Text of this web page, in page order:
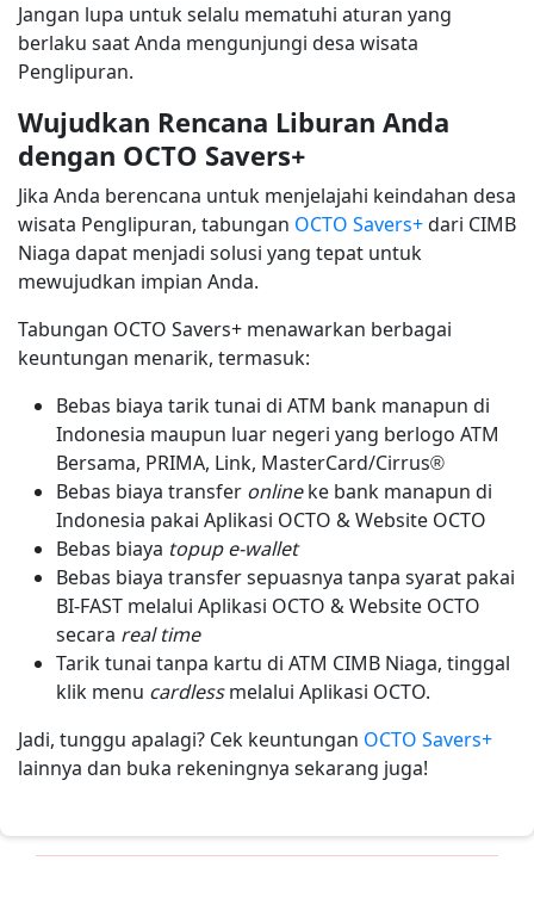
Jangan lupa untuk selalu mematuhi aturan yang
berlaku saat Anda mengunjungi desa wisata
Penglipuran.
Wujudkan Rencana Liburan Anda
dengan OCTO Savers+
Jika Anda berencana untuk menjelajahi keindahan desa
wisata Penglipuran, tabungan OCTO Savers+dari CIMB
Niaga dapat menjadi solusi yang tepat untuk
mewujudkan impian Anda.
Tabungan OCTO Savers+ menawarkan berbagai
keuntungan menarik, termasuk:
Bebas biaya tarik tunai di ATM bank manapun di
Indonesia maupun luar negeri yang berlogo ATM
Bersama, PRIMA, Link, MasterCard/Cirrus®
Bebas biaya transfer onlineke bank manapun di
Indonesia pakai Aplikasi OCTO & Website OCTO
Bebas biaya topup e-wallet
Bebas biaya transfer sepuasnya tanpa syarat pakai
BI-FAST melalui Aplikasi OCTO & Website OCTO
secara real time
Tarik tunai tanpa kartu di ATM CIMB Niaga, tinggal
klik menu cardlessmelalui Aplikasi OCTO.
Jadi, tunggu apalagi? Cek keuntungan OCTO Savers+
lainnya dan buka rekeningnya sekarang juga!